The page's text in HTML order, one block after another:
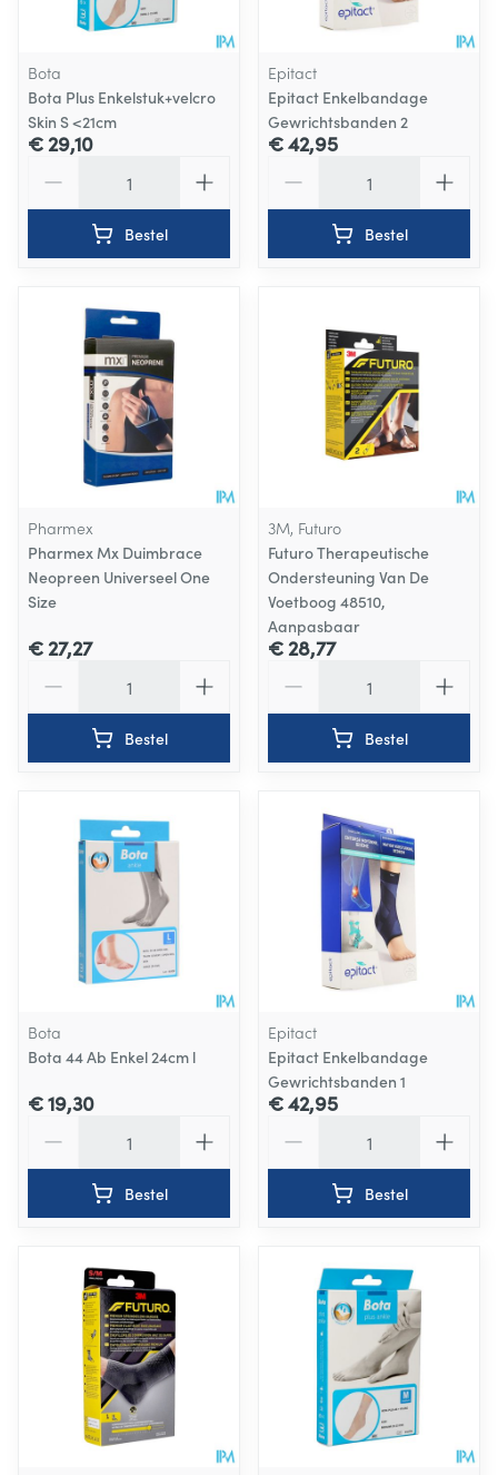
Bota
Bota Plus Enkelstuk+velcro
Skin S <21cm
€ 29,10
Bestel
Epitact
Epitact Enkelbandage
Gewrichtsbanden 2
€ 42,95
Bestel
Pharmex
Pharmex Mx Duimbrace
Neopreen Universeel One
Size
€ 27,27
Bestel
3M, Futuro
Futuro Therapeutische
Ondersteuning Van De
Voetboog 48510,
Aanpasbaar
€ 28,77
Bestel
Bota
Bota 44 Ab Enkel 24cm l
€ 19,30
Bestel
Epitact
Epitact Enkelbandage
Gewrichtsbanden 1
€ 42,95
Bestel